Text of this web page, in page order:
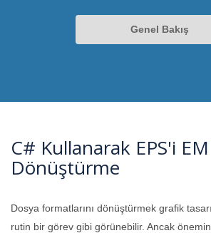
Genel Bakış
C# Kullanarak EPS'i
Dönüştürme
Dosya formatlarını dönüştürmek grafik
rutin bir görev gibi görünebilir. Ancak